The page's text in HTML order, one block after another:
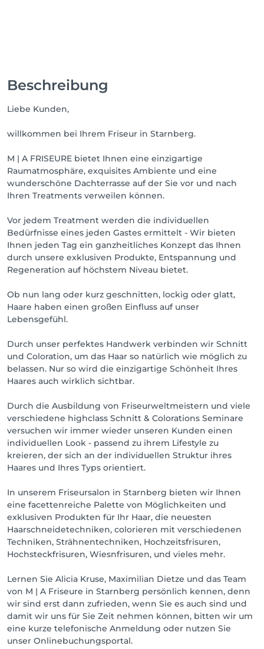
Beschreibung
Liebe Kunden,
willkommen bei Ihrem Friseur in Starnberg.
M | A FRISEURE bietet Ihnen eine einzigartige
Raumatmosphäre, exquisites Ambiente und eine
wunderschöne Dachterrasse auf der Sie vor und nach
Ihren Treatments verweilen können.
Vor jedem Treatment werden die individuellen
Bedürfnisse eines jeden Gastes ermittelt - Wir bieten
Ihnen jeden Tag ein ganzheitliches Konzept das Ihnen
durch unsere exklusiven Produkte, Entspannung und
Regeneration auf höchstem Niveau bietet.
Ob nun lang oder kurz geschnitten, lockig oder glatt,
Haare haben einen großen Einfluss auf unser
Lebensgefühl.
Durch unser perfektes Handwerk verbinden wir Schnitt
und Coloration, um das Haar so natürlich wie möglich zu
belassen. Nur so wird die einzigartige Schönheit Ihres
Haares auch wirklich sichtbar.
Durch die Ausbildung von Friseurweltmeistern und viele
verschiedene highclass Schnitt & Colorations Seminare
versuchen wir immer wieder unseren Kunden einen
individuellen Look - passend zu ihrem Lifestyle zu
kreieren, der sich an der individuellen Struktur ihres
Haares und Ihres Typs orientiert.
In unserem Friseursalon in Starnberg bieten wir Ihnen
eine facettenreiche Palette von Möglichkeiten und
exklusiven Produkten für Ihr Haar, die neuesten
Haarschneidetechniken, colorieren mit verschiedenen
Techniken, Strähnentechniken, Hochzeitsfrisuren,
Hochsteckfrisuren, Wiesnfrisuren, und vieles mehr.
Lernen Sie Alicia Kruse, Maximilian Dietze und das Team
von M | A Friseure in Starnberg persönlich kennen, denn
wir sind erst dann zufrieden, wenn Sie es auch sind und
damit wir uns für Sie Zeit nehmen können, bitten wir um
eine kurze telefonische Anmeldung oder nutzen Sie
unser Onlinebuchungsportal.